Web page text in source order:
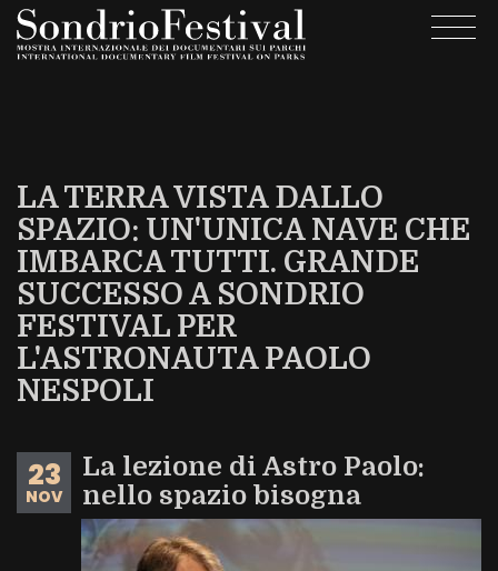
Salta
LA TERRA VISTA DALLO
SPAZIO: UN'UNICA NAVE CHE
IMBARCA TUTTI. GRANDE
SUCCESSO A SONDRIO
FESTIVAL PER
L'ASTRONAUTA PAOLO
NESPOLI
23
NOV
La lezione di Astro Paolo:
nello spazio bisogna